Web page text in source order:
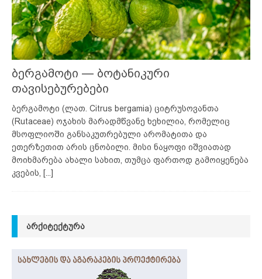
ბერგამოტი — ბოტანიკური
თავისებურებები
ბერგამოტი (ლათ. Citrus bergamia) ციტრუსოვანთა
(Rutaceae) ოჯახის მარადმწვანე ხეხილია, რომელიც
მსოფლიოში განსაკუთრებული არომატითა და
ეთერზეთით არის ცნობილი. მისი ნაყოფი იშვიათად
მოიხმარება ახალი სახით, თუმცა ფართოდ გამოიყენება
კვების, [...]
ᲐᲠᲥᲘᲢᲔᲥᲢᲣᲠᲐ